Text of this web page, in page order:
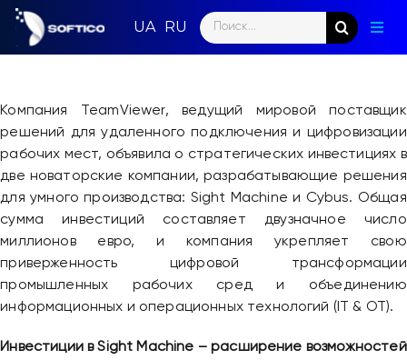
Skip
content
Search
for:
Компания TeamViewer, ведущий мировой поставщик
решений для удаленного подключения и цифровизации
рабочих мест, объявила о стратегических инвестициях в
две новаторские компании, разрабатывающие решения
для умного производства: Sight Machine и Cybus. Общая
сумма инвестиций составляет двузначное число
миллионов евро, и компания укрепляет свою
приверженность цифровой трансформации
промышленных рабочих сред и объединению
информационных и операционных технологий (IT & OT).
Инвестиции в Sight Machine – расширение возможностей